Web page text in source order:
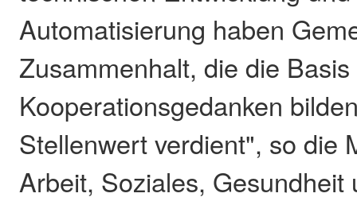
Automatisierung haben
Zusammenhalt, die die
Kooperationsgedanken
Stellenwert verdient", so die
Arbeit, Soziales, Gesundheit